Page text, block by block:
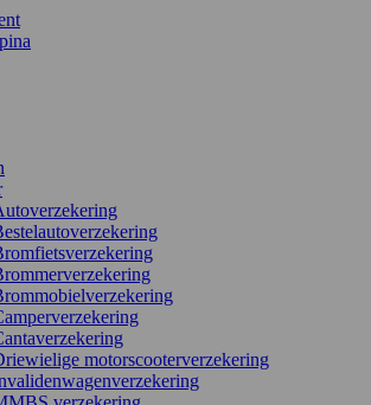
motorscooterverzekering